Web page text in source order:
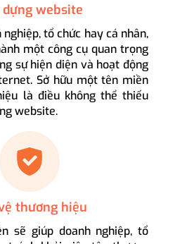
dựng website
tổ chức hay cá nhân,
một công cụ quan trọng
sự hiện diện và hoạt động
Sở hữu một tên miền
là điều không thể thiếu
website.
thương hiệu
sẽ giúp doanh nghiệp, tổ